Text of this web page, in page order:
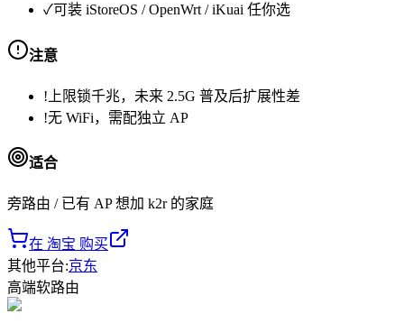
✓可装 iStoreOS / OpenWrt / iKuai 任你选
注意
! 上限锁千兆，未来 2.5G 普及后扩展性差
!无 WiFi，需配独立 AP
适合
旁路由 / 已有 AP 想加 k2r 的家庭
在 淘宝 购买
其他平台:京东
高端软路由